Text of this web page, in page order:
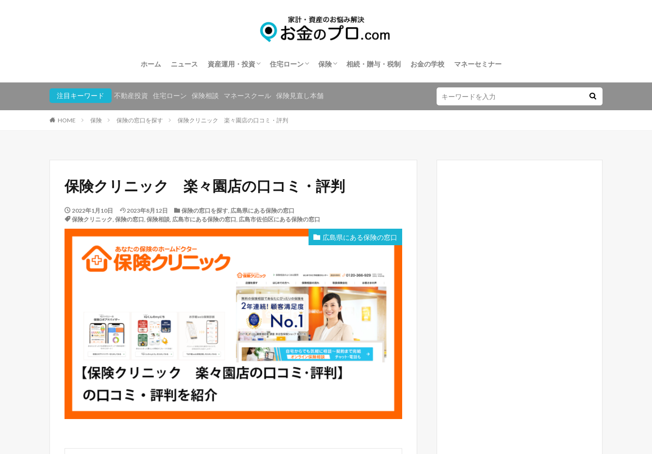
ホーム ニュース 資産運用・投資
不動産投資
住宅ローン
住宅ローン相談
住宅ローンの相談窓口を探す
保険
保険相談
保険の窓口を探す
共済の相談窓口を探す
相続・贈与・税制 お金の学校 マネーセミナー
注目キーワード 不動産投資 住宅ローン 保険相談 マネースクール 保険見直し本舗
HOME 保険 保険の窓口を探す 保険クリニック 楽々園店の口コミ・評判
保険クリニック 楽々園店の口コミ・評判
2022年1月10日 2023年8月12日 保険の窓口を探す, 広島県にある保険の窓口
保険クリニック, 保険の窓口, 保険相談, 広島市にある保険の窓口, 広島市佐伯区にある保険の窓口
広島県にある保険の窓口